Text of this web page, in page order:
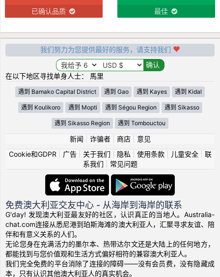
已确认品质 最佳
我们努力为您提供最好的服务，请支持我们
在以下地区寻找单身人士： 馬里
遇到 Bamako Capital District 遇到 Gao 遇到 Kayes 遇到 Kidal
遇到 Koulikoro 遇到 Mopti 遇到 Ségou Region 遇到 Sikasso
遇到 Sikasso Region 遇到 Tombouctou
新闻 诈骗者| 商店| 意见
Cookie和GDPR
广告| 关于我们 隐私 使用条款| 儿童安全| 联
系我们
常见问题
免费澳大利亚交友中心 - 从海岸到海岸的联系
G'day! 发现澳大利亚最友好的社区，认识真正的当地人。Australia-
chat.com连接从悉尼港到珀斯海滩的澳大利亚人，汇聚寻求友谊、陪
伴和有意义关系的人们。
无论您身在充满活力的墨尔本、热带达尔文还是大陆上的任何地方，
都能找到与您价值观和生活方式偏好相符的兼容澳大利亚人。
我们完全免费的平台消除了连接的障碍——没有会员费，没有隐藏成
本，只有认识其他澳大利亚人的真实机会。